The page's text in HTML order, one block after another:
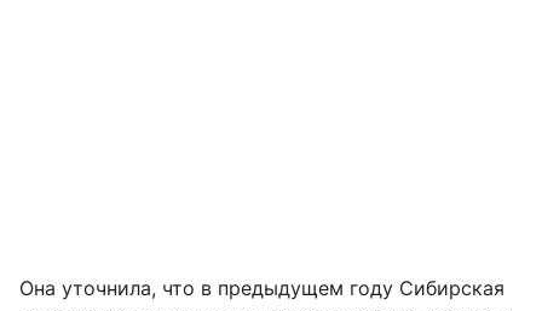
Она уточнила, что в предыдущем году Сибирская